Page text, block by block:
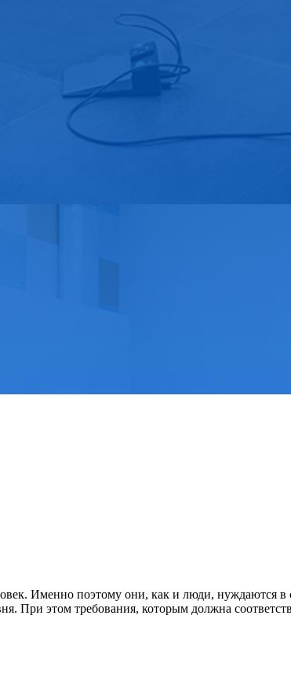
Именно поэтому они, как и люди, нуждаются в
этом требования, которым должна